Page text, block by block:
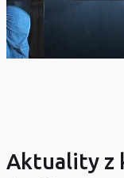
Aktuality z